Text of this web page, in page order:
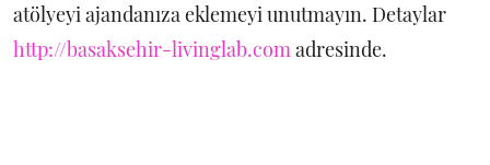
atölyeyi ajandanıza eklemeyi unutmayın. Detaylar
http://basaksehir-livinglab.comadresinde.